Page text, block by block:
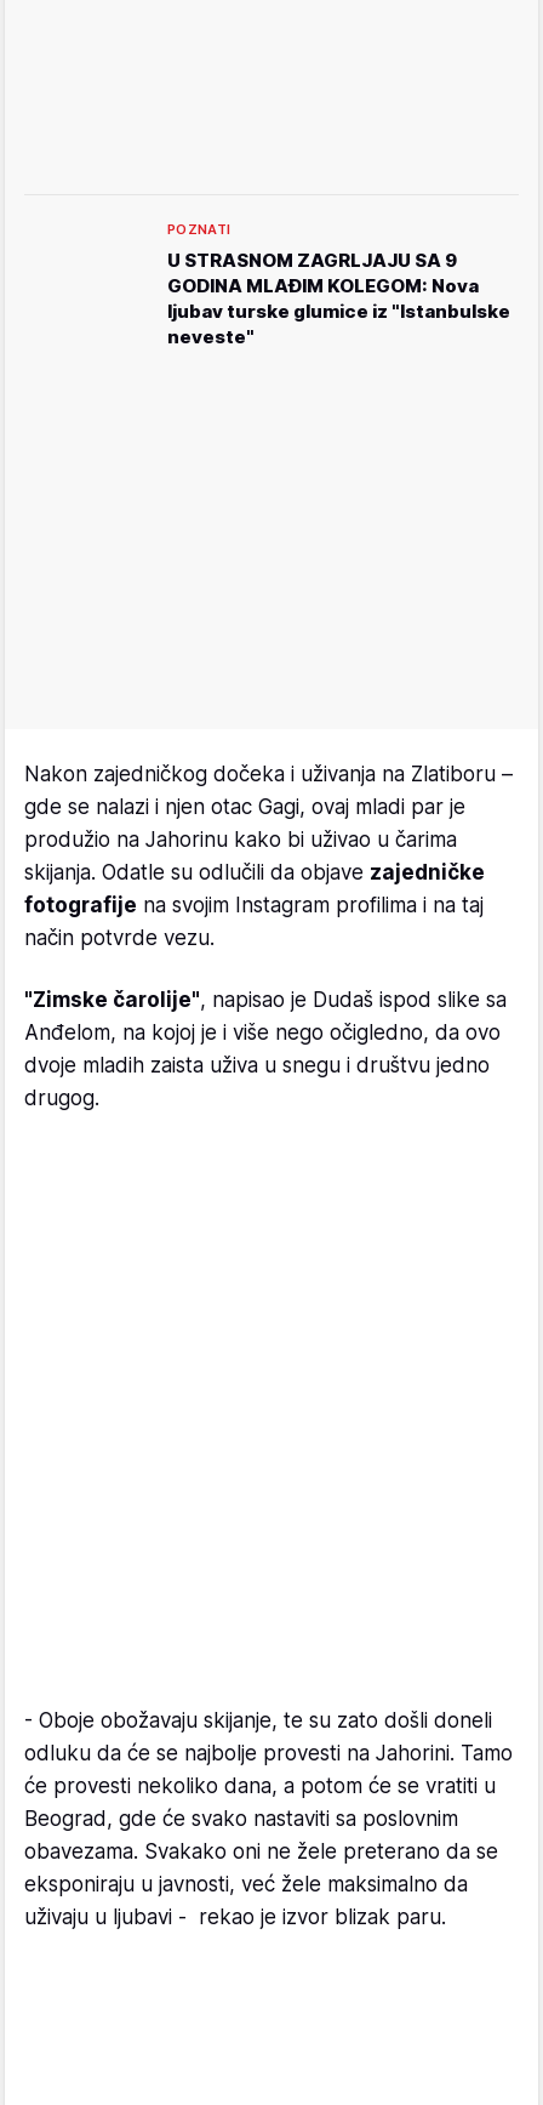
POZNATI
U STRASNOM ZAGRLJAJU SA 9
GODINA MLAĐIM KOLEGOM: Nova
ljubav turske glumice iz "Istanbulske
neveste"
Nakon zajedničkog dočeka i uživanja na Zlatiboru –
gde se nalazi i njen otac Gagi, ovaj mladi par je
produžio na Jahorinu kako bi uživao u čarima
skijanja. Odatle su odlučili da objave zajedničke
fotografije na svojim Instagram profilima i na taj
način potvrde vezu.
"Zimske čarolije", napisao je Dudaš ispod slike sa
Anđelom, na kojoj je i više nego očigledno, da ovo
dvoje mladih zaista uživa u snegu i društvu jedno
drugog.
- Oboje obožavaju skijanje, te su zato došli doneli
odluku da će se najbolje provesti na Jahorini. Tamo
će provesti nekoliko dana, a potom će se vratiti u
Beograd, gde će svako nastaviti sa poslovnim
obavezama. Svakako oni ne žele preterano da se
eksponiraju u javnosti, već žele maksimalno da
uživaju u ljubavi - rekao je izvor blizak paru.